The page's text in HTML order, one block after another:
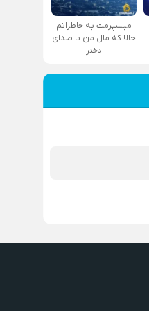
میسپرمت به خاطراتم
حالا که مال من با صدای
دختر